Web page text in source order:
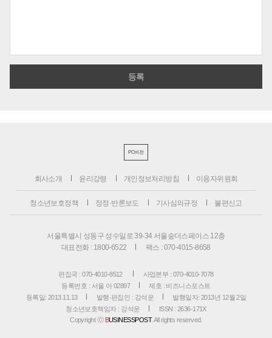
PC버전
회사소개 윤리강령 개인정보처리방침 이용자위원회
청소년보호정책 정정·반론보도 기사심의규정 불편신고
서울특별시 성동구 성수일로 39-34 서울숲더스페이스 12층
대표전화 : 1800-6522
팩스 : 070-4015-8658
편집국 : 070-4010-8512
사업본부 : 070-4010-7078
등록번호 : 서울 아 02897
제호 : 비즈니스포스트
등록일: 2013.11.13
발행·편집인 : 강석운
발행일자: 2013년 12월 2일
청소년보호책임자 : 강석운
ISSN : 2636-171X
Copyright ⓒ BUSINESSPOST. All rights reserved.